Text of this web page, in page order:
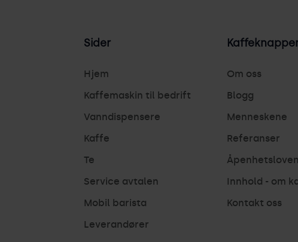
Sider
Hjem
Kaffemaskin til bedrift
Vanndispensere
Kaffe
Te
Service avtalen
Mobil barista
Leverandører
Om oss
Blogg
Menneskene
Referanser
Innhold - om
Kontakt oss